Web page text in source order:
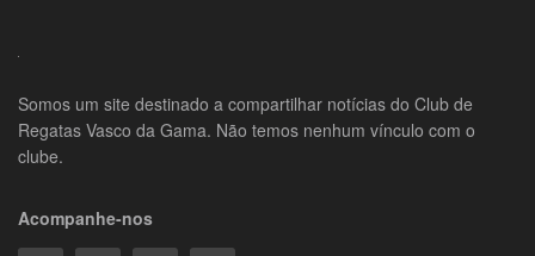
Somos um site destinado a compartilhar notícias do Club de
Regatas Vasco da Gama. Não temos nenhum vínculo com o
clube.
Acompanhe-nos